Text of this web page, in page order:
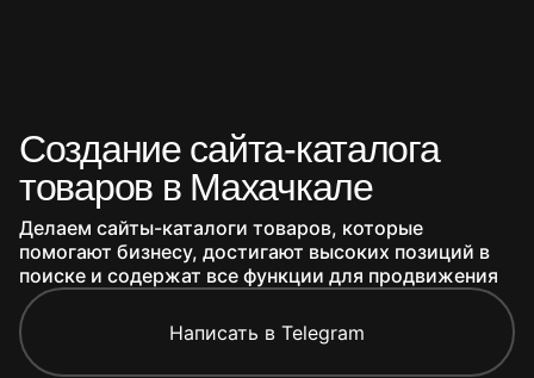
Создание сайта-каталога
товаров в Махачкале
Делаем сайты-каталоги товаров, которые
помогают бизнесу, достигают высоких позиций в
поиске и содержат все функции для продвижения
Написать в Telegram